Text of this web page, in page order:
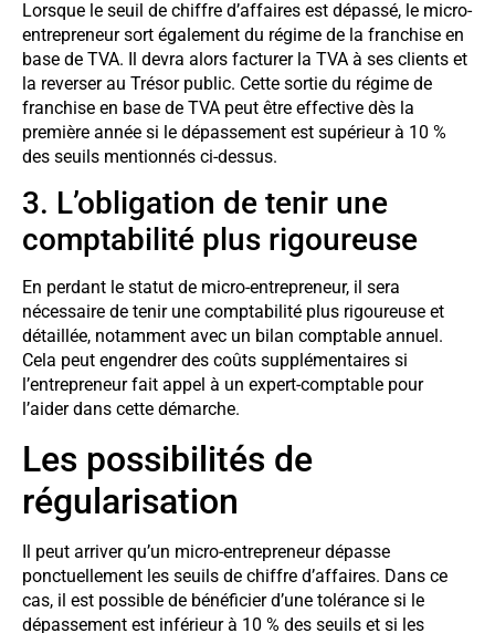
Lorsque le seuil de chiffre d’affaires est dépassé, le micro-
entrepreneur sort également du régime de la franchise en
base de TVA. Il devra alors facturer la TVA à ses clients et
la reverser au Trésor public. Cette sortie du régime de
franchise en base de TVA peut être effective dès la
première année si le dépassement est supérieur à 10 %
des seuils mentionnés ci-dessus.
3. L’obligation de tenir une
comptabilité plus rigoureuse
En perdant le statut de micro-entrepreneur, il sera
nécessaire de tenir une comptabilité plus rigoureuse et
détaillée, notamment avec un bilan comptable annuel.
Cela peut engendrer des coûts supplémentaires si
l’entrepreneur fait appel à un expert-comptable pour
l’aider dans cette démarche.
Les possibilités de
régularisation
Il peut arriver qu’un micro-entrepreneur dépasse
ponctuellement les seuils de chiffre d’affaires. Dans ce
cas, il est possible de bénéficier d’une tolérance si le
dépassement est inférieur à 10 % des seuils et si les